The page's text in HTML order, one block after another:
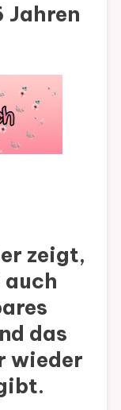
Jahren
zeigt,
auch
das
wieder